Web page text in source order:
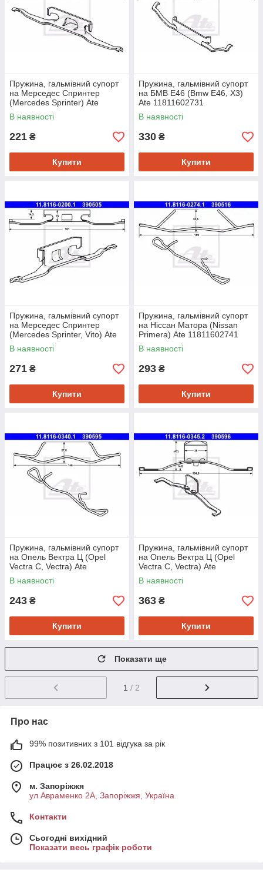
Пружина, гальмівний супорт
на Мерседес Спринтер
(Mercedes Sprinter) Ate
11811601911
В наявності
221 ₴
Купити
Пружина, гальмівний супорт
на БМВ Е46 (Bmw E46, X3)
Ate 11811602731
В наявності
330 ₴
Купити
Пружина, гальмівний супорт
на Мерседес Спринтер
(Mercedes Sprinter, Vito) Ate
11811602001
В наявності
271 ₴
Купити
Пружина, гальмівний супорт
на Ніссан Матора (Nissan
Primera) Ate 11811602741
В наявності
293 ₴
Купити
Пружина, гальмівний супорт
на Опель Вектра Ц (Opel
Vectra C, Vectra) Ate
11811603401
В наявності
243 ₴
Купити
Пружина, гальмівний супорт
на Опель Вектра Ц (Opel
Vectra C, Vectra) Ate
11811603452
В наявності
363 ₴
Купити
Показати ще
1 / 2
Про нас
99% позитивних з 101 відгука за рік
Працює з 26.02.2018
м. Запоріжжя
ул Авраменко 2А, Запоріжжя, Україна
Контакти
Сьогодні вихідний
Показати весь графік роботи